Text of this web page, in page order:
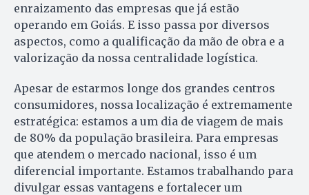
enraizamento das empresas que já estão
operando em Goiás. E isso passa por diversos
aspectos, como a qualificação da mão de obra e a
valorização da nossa centralidade logística.
Apesar de estarmos longe dos grandes centros
consumidores, nossa localização é extremamente
estratégica: estamos a um dia de viagem de mais
de 80% da população brasileira. Para empresas
que atendem o mercado nacional, isso é um
diferencial importante. Estamos trabalhando para
divulgar essas vantagens e fortalecer um